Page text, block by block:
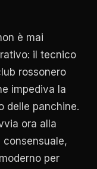
è mai
il tecnico
rossonero
impediva la
delle panchine.
ora alla
per